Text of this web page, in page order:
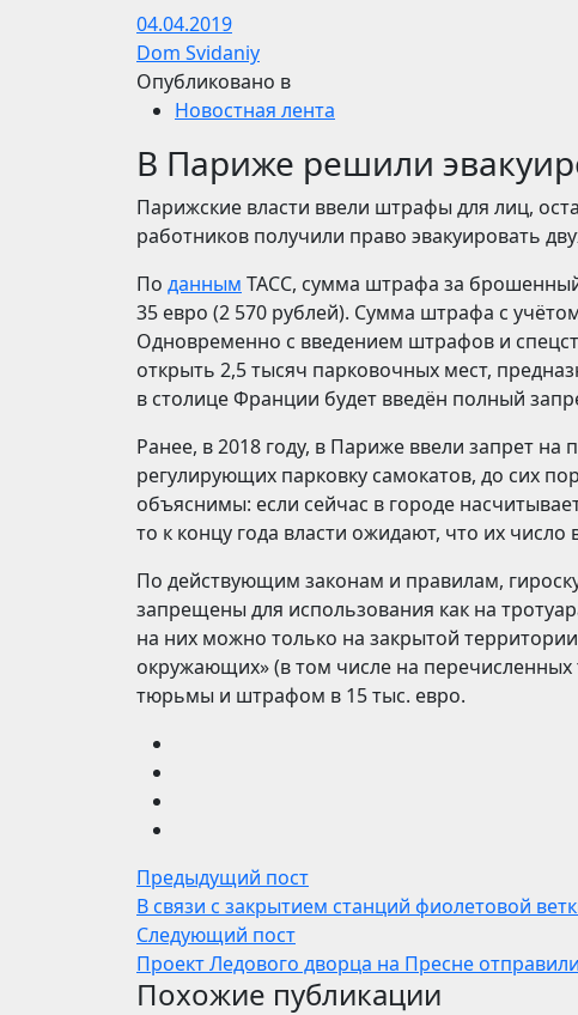
04.04.2019
Dom Svidaniy
Опубликовано в
Новостная лента
В Париже решили
Парижские власти ввели штрафы для лиц,
работников получили право эвакуировать
По данным ТАСС, сумма штрафа за
35 евро (2 570 рублей). Сумма штрафа с
Одновременно с введением штрафов и
открыть 2,5 тысяч парковочных мест,
в столице Франции будет введён полный
Ранее, в 2018 году, в Париже ввели запрет на
регулирующих парковку самокатов, до сих
объяснимы: если сейчас в городе
то к концу года власти ожидают, что их число
По действующим законам и правилам,
запрещены для использования как на
на них можно только на закрытой
окружающих» (в том числе на
тюрьмы и штрафом в 15 тыс. евро.
Предыдущий пост
В связи с закрытием станций фиолетовой
Следующий пост
Проект Ледового дворца на Пресне
Похожие публикации